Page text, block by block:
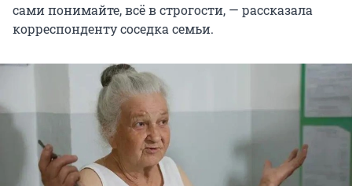
сами понимайте, всё в строгости, — рассказала
корреспонденту соседка семьи.